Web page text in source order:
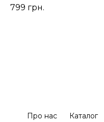
799 грн.
Про нас Каталог